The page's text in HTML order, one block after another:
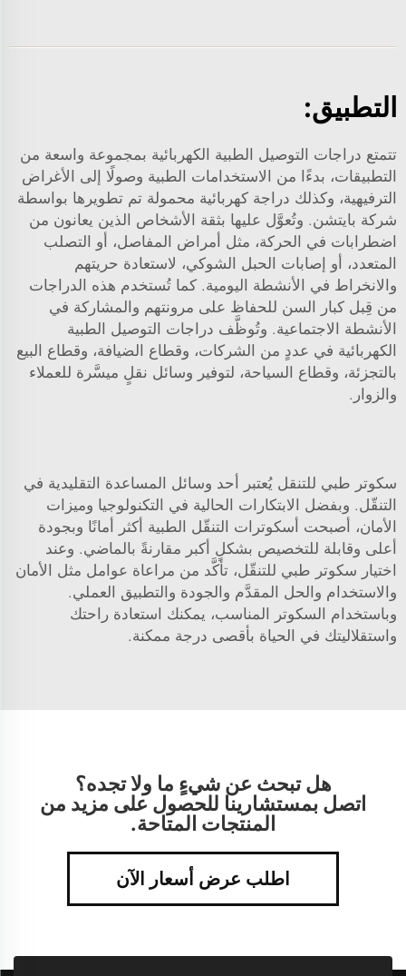
التطبيق:
تتمتع دراجات التوصيل الطبية الكهربائية بمجموعة واسعة من
التطبيقات، بدءًا من الاستخدامات الطبية وصولًا إلى الأغراض
الترفيهية، وكذلك دراجة كهربائية محمولة تم تطويرها بواسطة
شركة بايتشن. وتُعوَّل عليها بثقة الأشخاص الذين يعانون من
اضطرابات في الحركة، مثل أمراض المفاصل، أو التصلب
المتعدد، أو إصابات الحبل الشوكي، لاستعادة حريتهم
والانخراط في الأنشطة اليومية. كما تُستخدم هذه الدراجات
من قِبل كبار السن للحفاظ على مرونتهم والمشاركة في
الأنشطة الاجتماعية. وتُوظَّف دراجات التوصيل الطبية
الكهربائية في عددٍ من الشركات، وقطاع الضيافة، وقطاع البيع
بالتجزئة، وقطاع السياحة، لتوفير وسائل نقلٍ ميسَّرة للعملاء
والزوار.
سكوتر طبي للتنقل يُعتبر أحد وسائل المساعدة التقليدية في
التنقّل. وبفضل الابتكارات الحالية في التكنولوجيا وميزات
الأمان، أصبحت أسكوترات التنقّل الطبية أكثر أمانًا وبجودة
أعلى وقابلة للتخصيص بشكلٍ أكبر مقارنةً بالماضي. وعند
اختيار سكوتر طبي للتنقّل، تأكَّد من مراعاة عوامل مثل الأمان
والاستخدام والحل المقدَّم والجودة والتطبيق العملي.
وباستخدام السكوتر المناسب، يمكنك استعادة راحتك
واستقلاليتك في الحياة بأقصى درجة ممكنة.
هل تبحث عن شيءٍ ما ولا تجده؟
اتصل بمستشارينا للحصول على مزيد من
المنتجات المتاحة.
اطلب عرض أسعار الآن